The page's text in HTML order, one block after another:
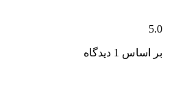
5.0
بر اساس 1 دیدگاه